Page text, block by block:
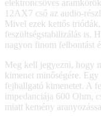
elektroncsöves
12AX7 cső az audio-
Mivel ezek kettős
feszültségstabilizálás is.
nagyon finom felbontást
Meg kell jegyezni, hogy
kimenet minőségére.
fejhallgató kimenetet. A
impedanciája 600 Ohm,
miatt kemény